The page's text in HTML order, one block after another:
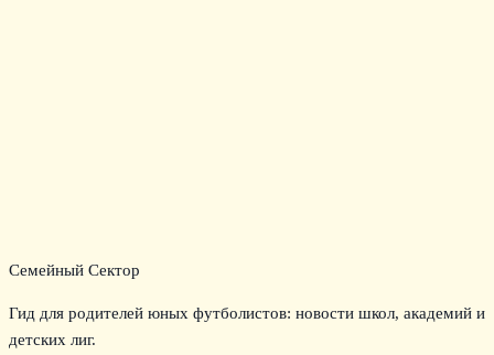
Семейный Сектор
Гид для родителей юных футболистов: новости школ, академий и
детских лиг.